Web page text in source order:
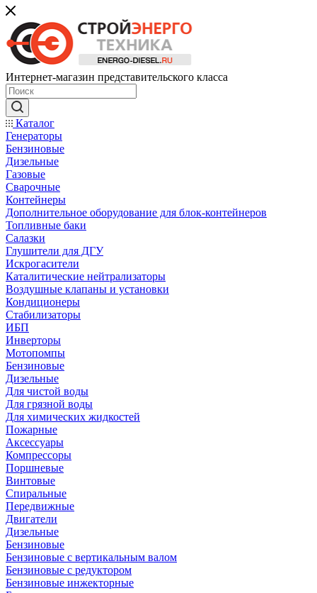
Интернет-магазин представительского класса
Каталог
Генераторы
Бензиновые
Дизельные
Газовые
Сварочные
Контейнеры
Дополнительное оборудование для блок-контейнеров
Топливные баки
Салазки
Глушители для ДГУ
Искрогасители
Каталитические нейтрализаторы
Воздушные клапаны и установки
Кондиционеры
Стабилизаторы
ИБП
Инверторы
Мотопомпы
Бензиновые
Дизельные
Для чистой воды
Для грязной воды
Для химических жидкостей
Пожарные
Аксессуары
Компрессоры
Поршневые
Винтовые
Спиральные
Передвижные
Двигатели
Дизельные
Бензиновые
Бензиновые с вертикальным валом
Бензиновые с редуктором
Бензиновые инжекторные